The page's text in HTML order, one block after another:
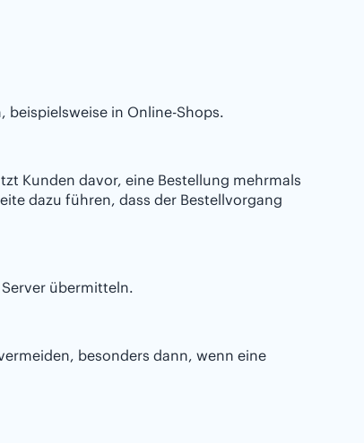
in Online-Shops.
Kunden davor, eine Bestellung mehrmals
dazu führen, dass der Bestellvorgang
übermitteln.
besonders dann, wenn eine